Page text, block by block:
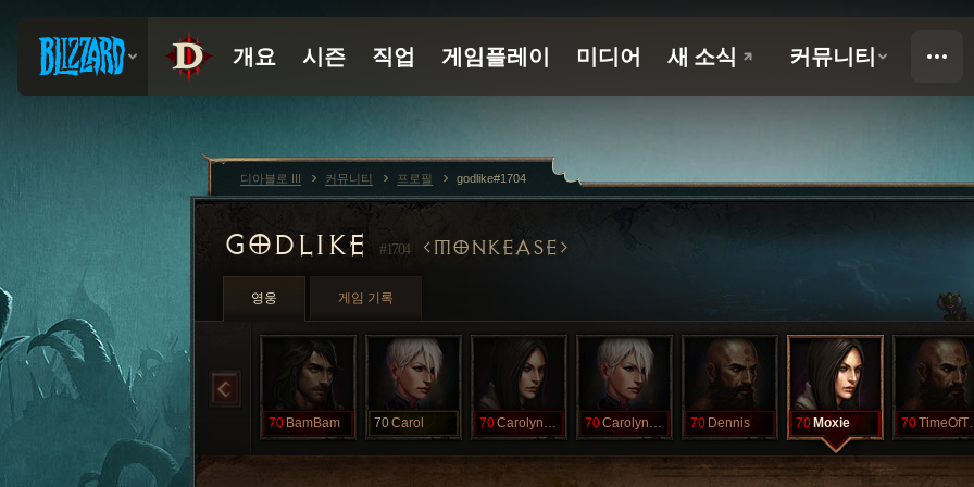
GODLIKE #1704 MONKEASE
영웅 게임 기록
70 BamBam 70Carol 70 CarolynRose 70 CarolynRose 70 Dennis 70 Moxie 70
디아블로 III 커뮤니티 프로필 godlike#1704